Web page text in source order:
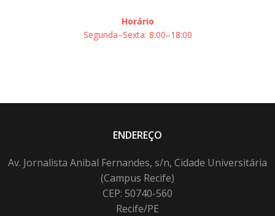
Horário
Segunda–Sexta: 8:00–18:00
ENDEREÇO
Av. Jornalista Anibal Fernandes, s/n, Cidade Universitária
(Campus Recife)
CEP: 50740-560
Recife/PE